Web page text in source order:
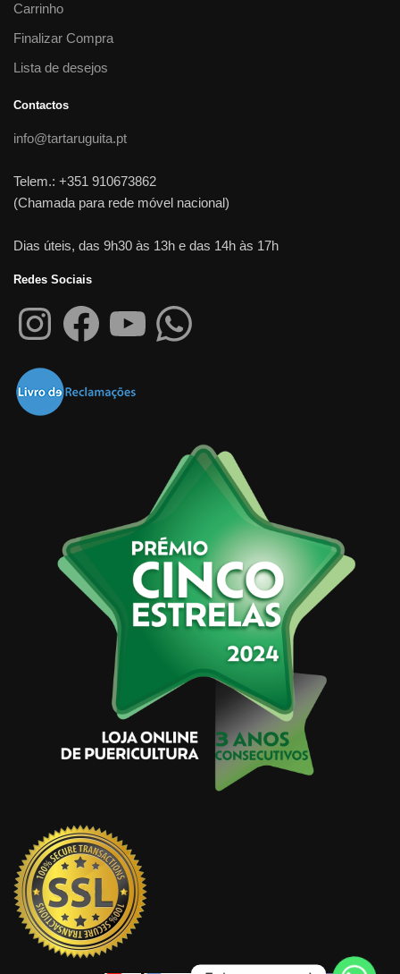
Carrinho
Finalizar Compra
Lista de desejos
Contactos
info@tartaruguita.pt
Telem.: +351 910673862
(Chamada para rede móvel nacional)
Dias úteis, das 9h30 às 13h e das 14h às 17h
Redes Sociais